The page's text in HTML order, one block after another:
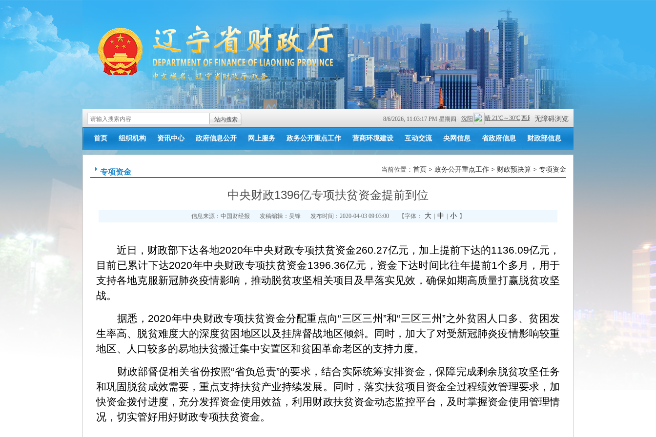
8/6/2026, 11:03:17 PM 星期四 无障碍浏览
首页 组织机构 资讯中心 政府信息公开 网上服务 政务公开重点工作 营商环境建设 互动交流 央网信息 省政府信息 财政部信息
>>>
专项资金 当前位置： 首页 > 政务公开重点工作> 财政预决算> 专项资金
中央财政1396亿专项扶贫资金提前到位
信息来源：中国财经报 发稿编辑：吴锋 发布时间：2020-04-03 09:03:00 【字体： 大 中 小 】
近日，财政部下达各地2020年中央财政专项扶贫资金260.27亿元，加上提前下达的1136.09亿元，
目前已累计下达2020年中央财政专项扶贫资金1396.36亿元，资金下达时间比往年提前1个多月，用于
支持各地克服新冠肺炎疫情影响，推动脱贫攻坚相关项目及早落实见效，确保如期高质量打赢脱贫攻坚
战。
据悉，2020年中央财政专项扶贫资金分配重点向“三区三州”和“三区三州”之外贫困人口多、贫困发
生率高、脱贫难度大的深度贫困地区以及挂牌督战地区倾斜。同时，加大了对受新冠肺炎疫情影响较重
地区、人口较多的易地扶贫搬迁集中安置区和贫困革命老区的支持力度。
财政部督促相关省份按照“省负总责”的要求，结合实际统筹安排资金，保障完成剩余脱贫攻坚任务
和巩固脱贫成效需要，重点支持扶贫产业持续发展。同时，落实扶贫项目资金全过程绩效管理要求，加
快资金拨付进度，充分发挥资金使用效益，利用财政扶贫资金动态监控平台，及时掌握资金使用管理情
况，切实管好用好财政专项扶贫资金。